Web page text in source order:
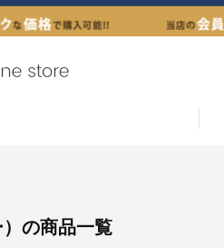
の商品一覧